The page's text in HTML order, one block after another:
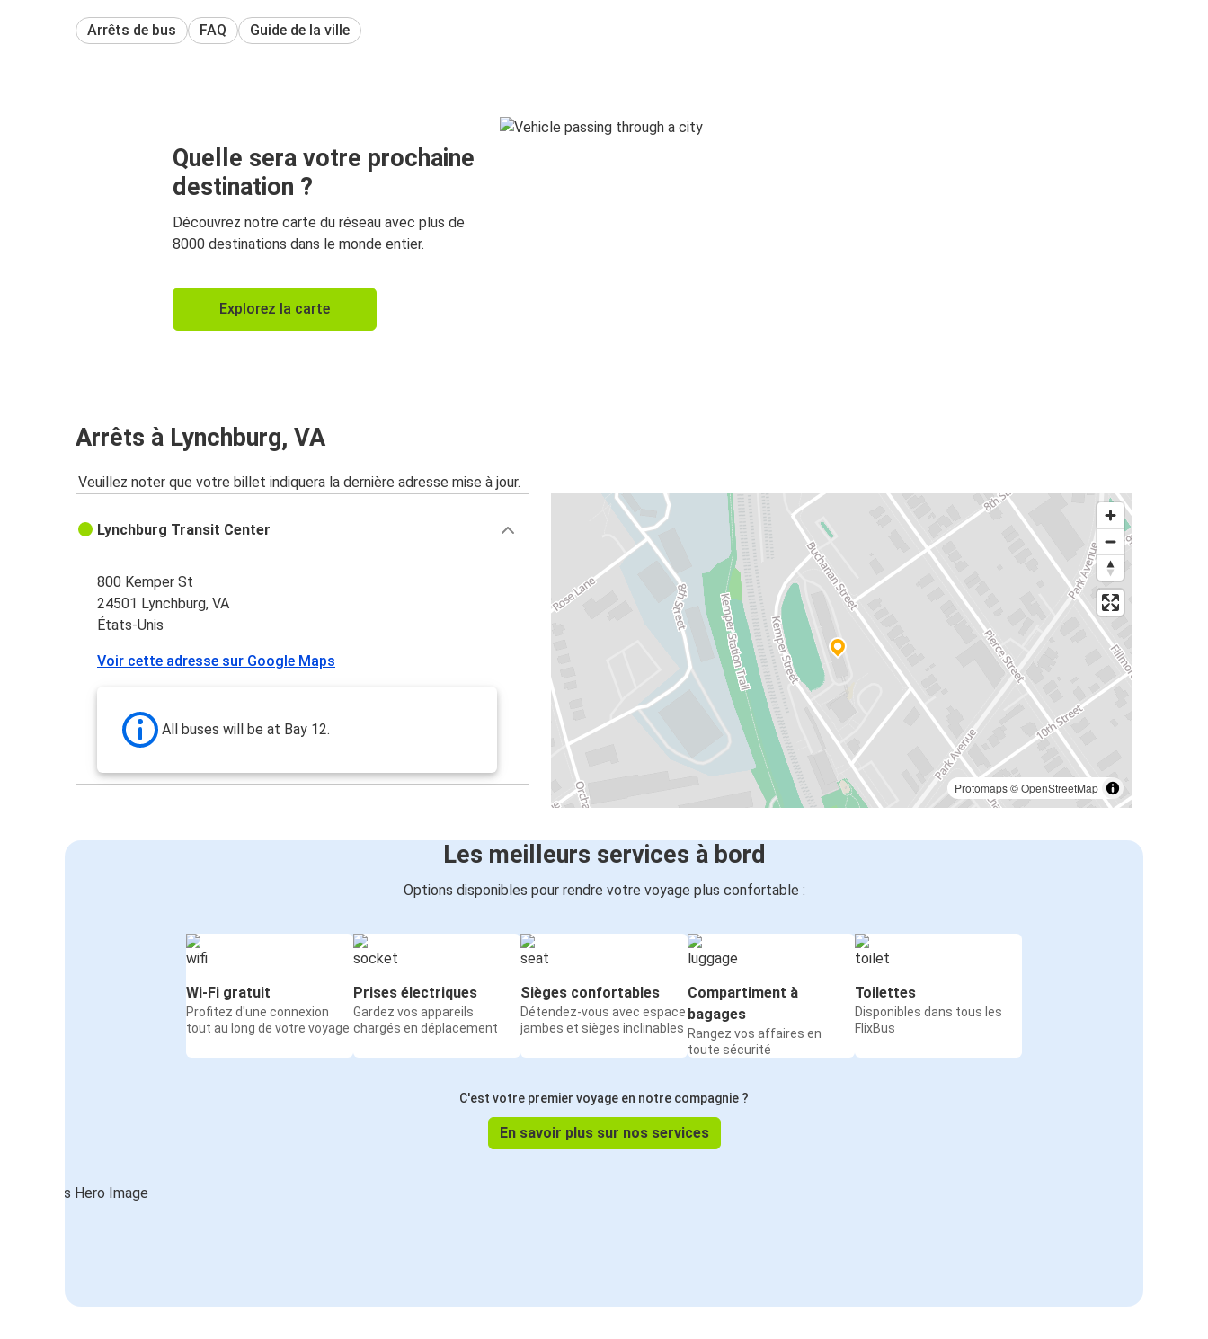
Arrêts de bus FAQ Guide de la ville
Quelle sera votre prochaine
destination ?
Découvrez notre carte du réseau avec plus de
8000 destinations dans le monde entier.
Explorez la carte
Arrêts à Lynchburg, VA
Veuillez noter que votre billet indiquera la dernière adresse mise à jour.
Protomaps©OpenStreetMap
Lynchburg Transit Center
800 Kemper St
24501 Lynchburg, VA
États-Unis
Voir cette adresse sur Google Maps
All buses will be at Bay 12.
Les meilleurs services à bord
Options disponibles pour rendre votre voyage plus confortable :
Wi-Fi gratuit
Profitez d'une connexion
tout au long de votre voyage
Prises électriques
Gardez vos appareils
chargés en déplacement
Sièges confortables
Détendez-vous avec espace
jambes et sièges inclinables
Compartiment à
bagages
Rangez vos affaires en
toute sécurité
Toilettes
Disponibles dans tous les
FlixBus
C'est votre premier voyage en notre compagnie ?
En savoir plus sur nos services